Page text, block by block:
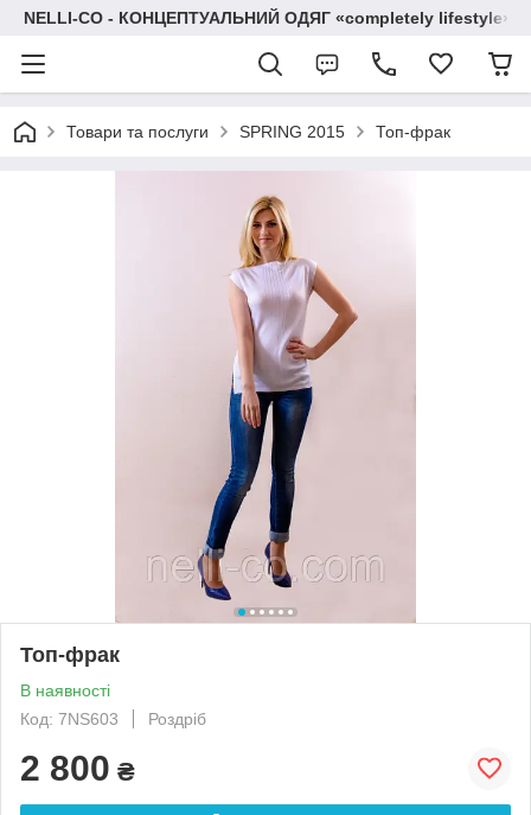
NELLI-CO - КОНЦЕПТУАЛЬНИЙ ОДЯГ «completely lifestyle»
Товари та послуги SPRING 2015 Топ-фрак
Топ-фрак
В наявності
Код: 7NS603
Роздріб
2 800 ₴